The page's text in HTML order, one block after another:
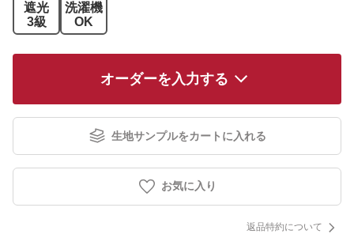
遮光
3級
洗濯機
OK
オーダーを入力する
生地サンプルをカートに入れる
お気に入り
返品特約について